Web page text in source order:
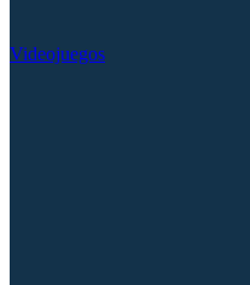
Videojuegos